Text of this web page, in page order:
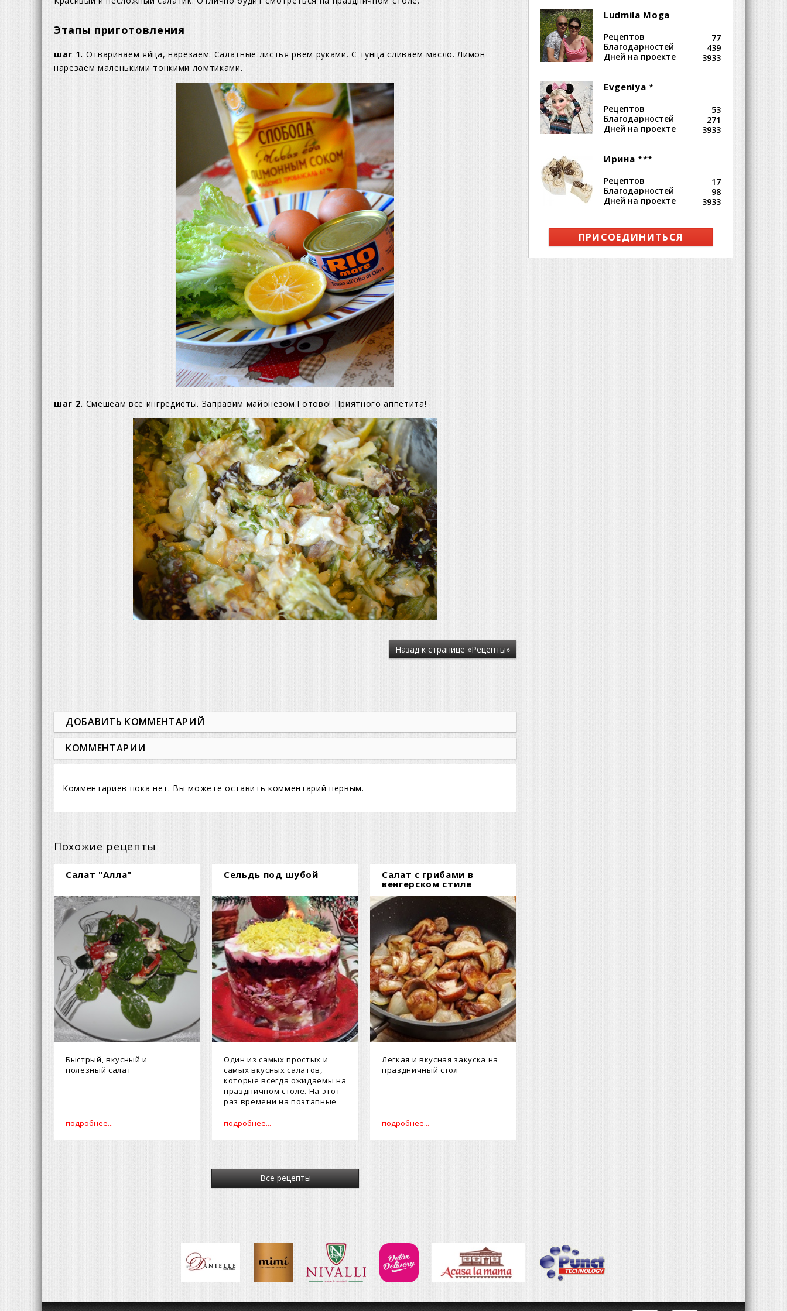
Этапы приготовления
шаг 1. Отвариваем яйца, нарезаем. Салатные листья рвем руками. С тунца сливаем масло. Лимон
нарезаем маленькими тонкими ломтиками.
шаг 2. Смешеам все ингредиеты. Заправим майонезом.Готово! Приятного аппетита!
Назад к странице «Рецепты»
ДОБАВИТЬ КОММЕНТАРИЙ
КОММЕНТАРИИ
Комментариев пока нет. Вы можете оставить комментарий первым.
Похожие рецепты
Салат "Алла"
Быстрый, вкусный и
полезный салат
подробнее...
Сельдь под шубой
Один из самых простых и
самых вкусных салатов,
которые всегда ожидаемы на
праздничном столе. На этот
раз времени на поэтапные
подробнее...
Салат с грибами в
венгерском стиле
Легкая и вкусная закуска на
праздничный стол
подробнее...
Все рецепты
Ludmila Moga
Рецептов 77
Благодарностей 439
Дней на проекте 3933
Evgeniya *
Рецептов 53
Благодарностей 271
Дней на проекте 3933
Ирина ***
Рецептов 17
Благодарностей 98
Дней на проекте 3933
ПРИСОЕДИНИТЬСЯ